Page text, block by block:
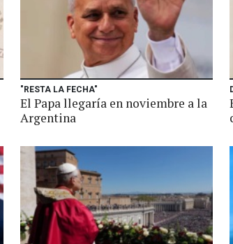
"RESTA LA FECHA"
El Papa llegaría en noviembre a la
Argentina